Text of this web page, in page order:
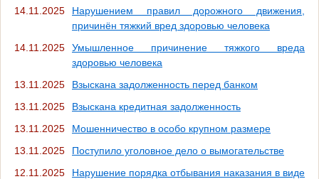
14.11.2025
Нарушением правил дорожного движения,
причинён тяжкий вред здоровью человека
14.11.2025
Умышленное причинение тяжкого вреда
здоровью человека
13.11.2025
Взыскана задолженность перед банком
13.11.2025
Взыскана кредитная задолженность
13.11.2025
Мошенничество в особо крупном размере
13.11.2025
Поступило уголовное дело о вымогательстве
12.11.2025
Нарушение порядка отбывания наказания в виде